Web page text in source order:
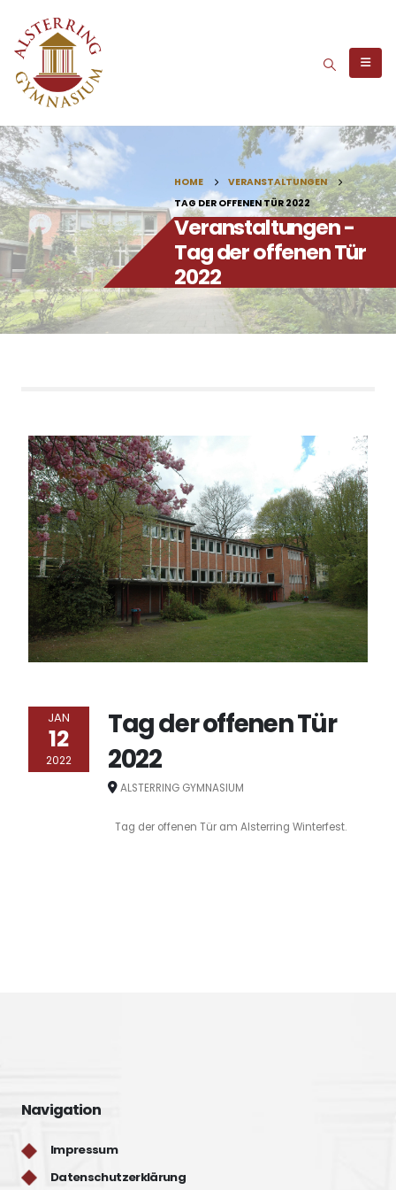
HOME
VERANSTALTUNGEN
TAG DER OFFENEN TÜR 2022
Veranstaltungen -
Tag der offenen Tür
2022
JAN
12
2022
Tag der offenen Tür
2022
ALSTERRING GYMNASIUM
Tag der offenen Tür am Alsterring Winterfest.
Navigation
Impressum
Datenschutzerklärung